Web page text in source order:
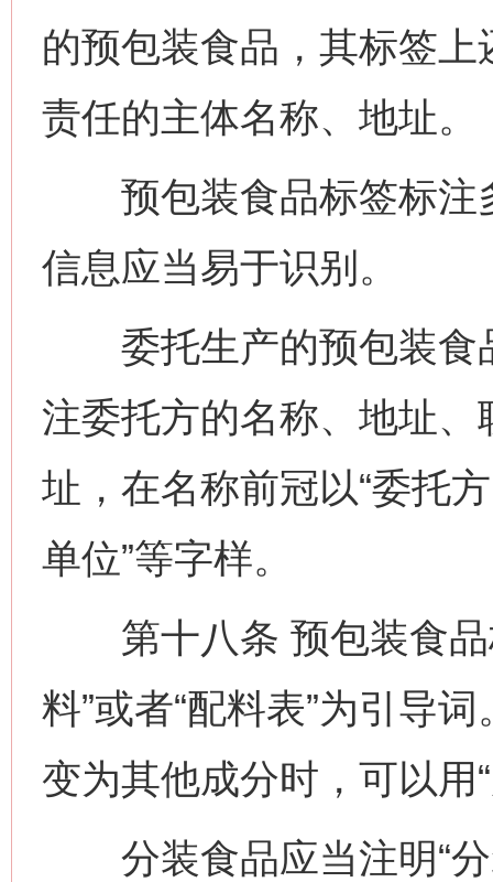
的预包装食品，其标签
责任的主体名称、地址。
预包装食品标签标注
信息应当易于识别。
委托生产的预包装食
注委托方的名称、地址
址，在名称前冠以“委托
单位”等字样。
第十八条 预包装食品
料”或者“配料表”为引导
变为其他成分时，可以用
分装食品应当注明“分